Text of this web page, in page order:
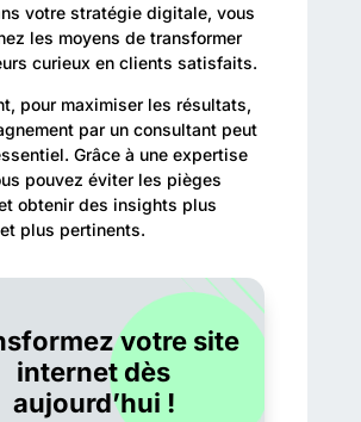
votre stratégie digitale, vous
les moyens de transformer
curieux en clients satisfaits.
pour maximiser les résultats,
par un consultant peut
Grâce à une expertise
pouvez éviter les pièges
obtenir des insights plus
plus pertinents.
votre site
internet dès
aujourd’hui !